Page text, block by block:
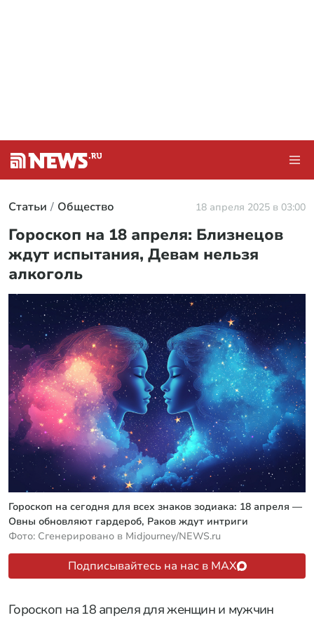
Статьи Общество 18 апреля 2025 в 03:00
Гороскоп на 18 апреля: Близнецов
ждут испытания, Девам нельзя
алкоголь
Гороскоп на сегодня для всех знаков зодиака: 18 апреля —
Овны обновляют гардероб, Раков ждут интриги
Фото: Сгенерировано в Midjourney/NEWS.ru
Подписывайтесь на нас в MAX
Гороскоп на 18 апреля для женщин и мужчин